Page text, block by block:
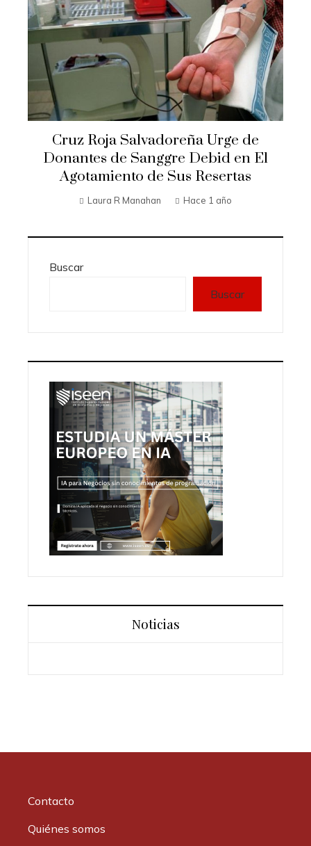
Cruz Roja Salvadoreña Urge de
Donantes de Sanggre Debid en El
Agotamiento de Sus Resertas
Laura R Manahan Hace 1 año
Buscar
Buscar
Noticias
Contacto
Quiénes somos